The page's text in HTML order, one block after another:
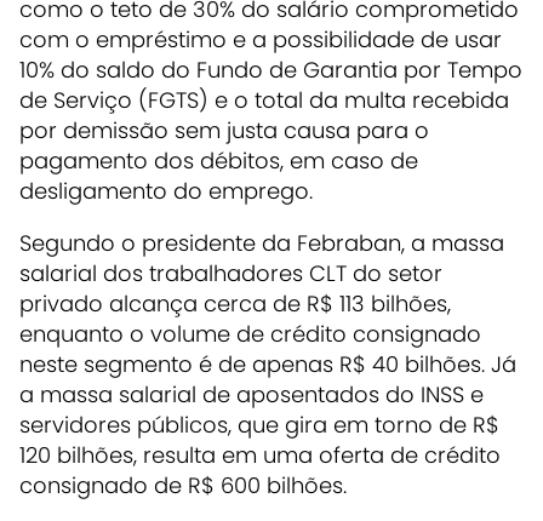
como o teto de 30% do salário comprometido
com o empréstimo e a possibilidade de usar
10% do saldo do Fundo de Garantia por Tempo
de Serviço (FGTS) e o total da multa recebida
por demissão sem justa causa para o
pagamento dos débitos, em caso de
desligamento do emprego.
Segundo o presidente da Febraban, a massa
salarial dos trabalhadores CLT do setor
privado alcança cerca de R$ 113 bilhões,
enquanto o volume de crédito consignado
neste segmento é de apenas R$ 40 bilhões. Já
a massa salarial de aposentados do INSS e
servidores públicos, que gira em torno de R$
120 bilhões, resulta em uma oferta de crédito
consignado de R$ 600 bilhões.